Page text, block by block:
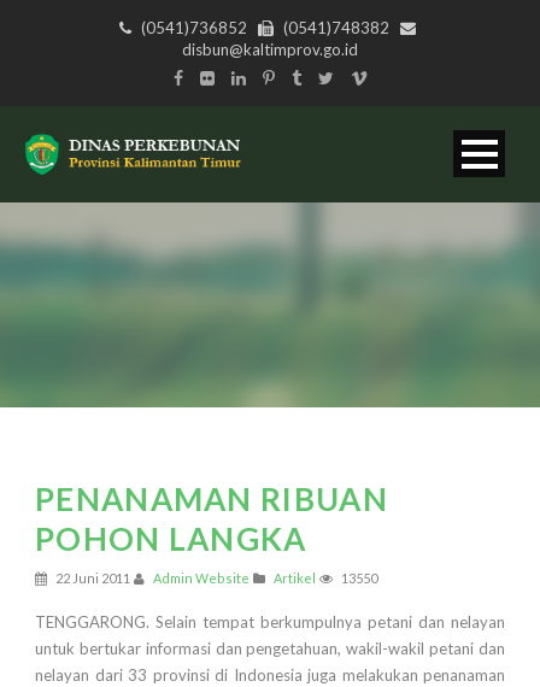
(0541)736852
(0541)748382
disbun@kaltimprov.go.id
PENANAMAN RIBUAN
POHON LANGKA
22 Juni 2011 Admin Website Artikel 13550
TENGGARONG. Selain tempat berkumpulnya petani dan nelayan
untuk bertukar informasi dan pengetahuan, wakil-wakil petani dan
nelayan dari 33 provinsi di Indonesia juga melakukan penanaman